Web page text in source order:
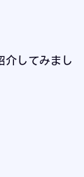
介してみまし